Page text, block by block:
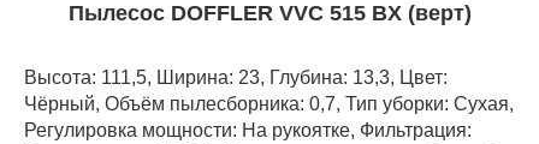
Пылесос DOFFLER VVC 515 BX (верт)
Высота: 111,5, Ширина: 23, Глубина: 13,3, Цвет:
Чёрный, Объём пылесборника: 0,7, Тип уборки: Сухая,
Регулировка мощности: На рукоятке, Фильтрация: